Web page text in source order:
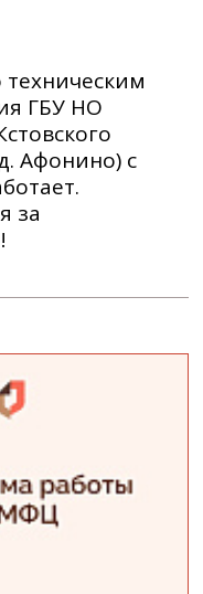
ГБУ НО
Афонино) с
за